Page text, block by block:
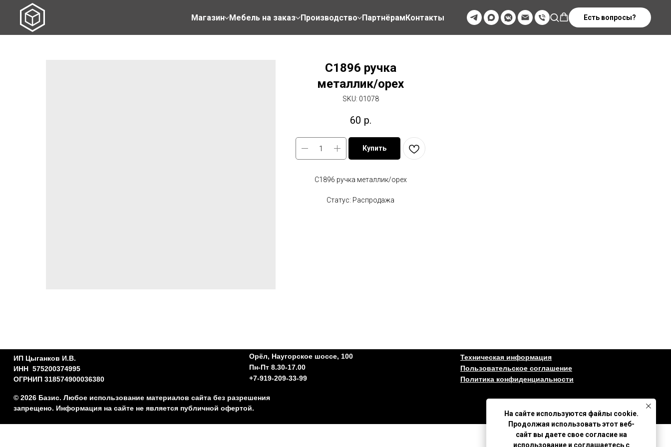
Магазин Мебель на заказ Производство ПартнёрамКонтакты Есть вопросы?
C1896 ручка
металлик/орех
SKU: 01078
60 р.
Купить
C1896 ручка металлик/орех
Статус: Распродажа
На сайте используются файлы cookie.
Продолжая использовать этот веб-
сайт вы даете свое согласие на
использование и соглашаетесь с
Политика конфиденциальности
Пользовательское соглашение
ИП Цыганков И.В.
ИНН 575200374995
ОГРНИП 318574900036380
© 2026 Базис. Любое использование материалов сайта без разрешения
запрещено. Информация на сайте не является публичной офертой.
Орёл, Наугорское шоссе, 100
Пн-Пт 8.30-17.00
+7-919-209-33-99
Техническая информация